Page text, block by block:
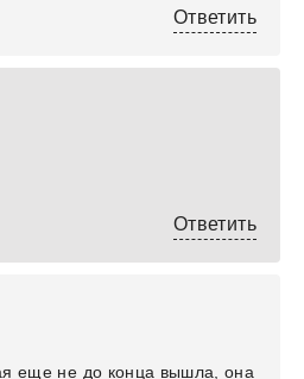
Ответить
Ответить
еще не до конца вышла, она